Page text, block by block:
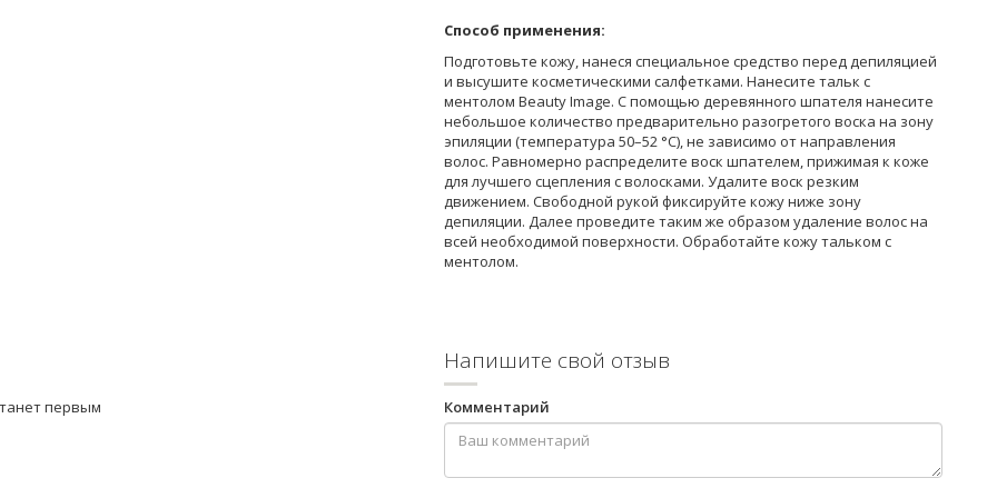
Способ применения:
Подготовьте кожу, нанеся специальное средство перед депиляцией
и высушите косметическими салфетками. Нанесите тальк с
ментолом Beauty Image. С помощью деревянного шпателя нанесите
небольшое количество предварительно разогретого воска на зону
эпиляции (температура 50–52 °С), не зависимо от направления
волос. Равномерно распределите воск шпателем, прижимая к коже
для лучшего сцепления с волосками. Удалите воск резким
движением. Свободной рукой фиксируйте кожу ниже зону
депиляции. Далее проведите таким же образом удаление волос на
всей необходимой поверхности. Обработайте кожу тальком с
ментолом.
первым
Напишите свой отзыв
Комментарий